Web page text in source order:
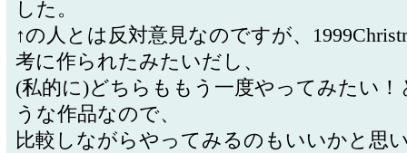
した。
↑の人とは反対意見なのですが、
考に作られたみたいだし、
(私的に)どちらももう一度やってみたい！
うな作品なので、
比較しながらやってみるのもいいかと思